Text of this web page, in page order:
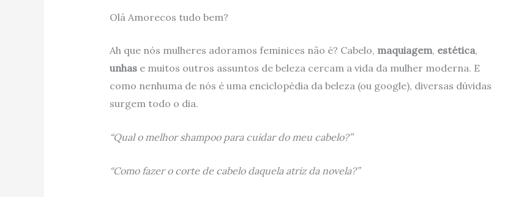
Olá Amorecos tudo bem?
Ah que nós mulheres adoramos feminices não é? Cabelo, maquiagem, estética,
unhase muitos outros assuntos de beleza cercam a vida da mulher moderna. E
como nenhuma de nós é uma enciclopédia da beleza (ou google), diversas dúvidas
surgem todo o dia.
“Qual o melhor shampoo para cuidar do meu cabelo?”
“Como fazer o corte de cabelo daquela atriz da novela?”